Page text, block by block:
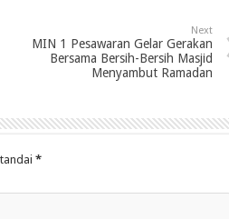
Next
MIN 1 Pesawaran Gelar Gerakan
Bersama Bersih-Bersih Masjid
Menyambut Ramadan
*